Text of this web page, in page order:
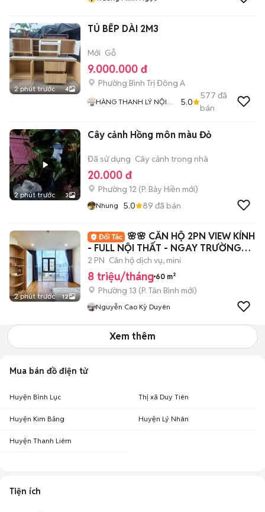
2 phút trước 4
TỦ BẾP DÀI 2M3
Mới Gỗ
9.000.000 đ
Phường Bình Trị Đông A
HÀNG THANH LÝ NỘI
5.0
577 đã
bán
2 phút trước 3
Cây cảnh Hồng môn màu Đỏ
Đã sử dụng Cây cảnh trong nhà
20.000 đ
Phường 12 (P. Bảy Hiền mới)
Nhung 5.0 89 đã bán
2 phút trước 12
🌸🌸 CĂN HỘ 2PN VIEW KÍNH
- FULL NỘI THẤT - NGAY TRƯỜNG
CHINH 🌸🌸
2 PN Căn hộ dịch vụ, mini
8 triệu/tháng 60 m²
Phường 13 (P. Tân Bình mới)
Nguyễn Cao Kỳ Duyên
Xem thêm
Mua bán đồ điện tử
Huyện Bình Lục Thị xã Duy Tiên
Huyện Kim Bảng Huyện Lý Nhân
Huyện Thanh Liêm
Tiện ích